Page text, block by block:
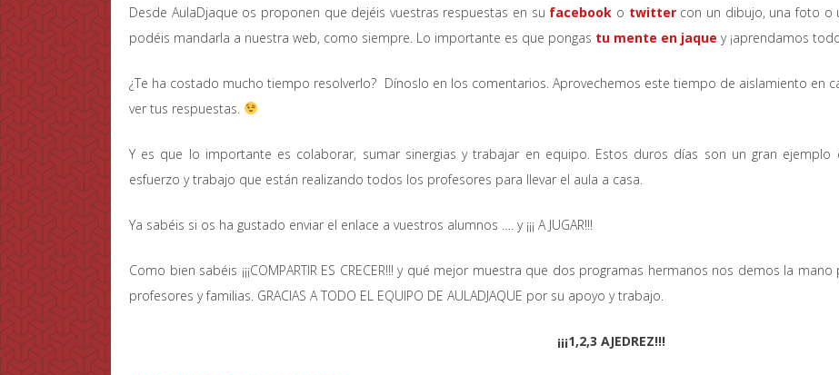
Desde AulaDjaque os proponen que dejéis vuestras respuestas en su facebook o twittercon un dibujo, una foto o
podéis mandarla a nuestra web, como siempre. Lo importante es que pongas tu mente en jaque y ¡aprendamos
¿Te ha costado mucho tiempo resolverlo? Dínoslo en los comentarios. Aprovechemos este tiempo de aislamiento en
ver tus respuestas.
Y es que lo importante es colaborar, sumar sinergias y trabajar en equipo. Estos duros días son un gran
esfuerzo y trabajo que están realizando todos los profesores para llevar el aula a casa.
Ya sabéis si os ha gustado enviar el enlace a vuestros alumnos …. y ¡¡¡ A JUGAR!!!
Como bien sabéis ¡¡¡COMPARTIR ES CRECER!!! y qué mejor muestra que dos programas hermanos nos demos la
profesores y familias. GRACIAS A TODO EL EQUIPO DE AULADJAQUE por su apoyo y trabajo.
¡¡¡1,2,3 AJEDREZ!!!